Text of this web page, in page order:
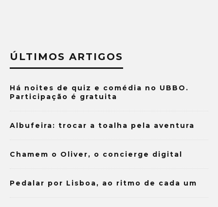
ÚLTIMOS ARTIGOS
Há noites de quiz e comédia no UBBO.
Participação é gratuita
Albufeira: trocar a toalha pela aventura
Chamem o Oliver, o concierge digital
Pedalar por Lisboa, ao ritmo de cada um